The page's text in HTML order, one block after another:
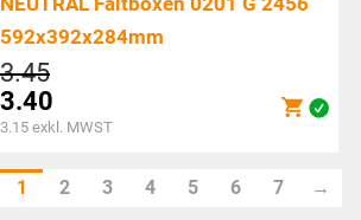
592x392x284mm
3.45Ursprünglicher
Preis
war:
3.40
Aktueller
ist:
CHF3.40.
3.15 exkl. MWST
1 2 3 4 5 6 7 →